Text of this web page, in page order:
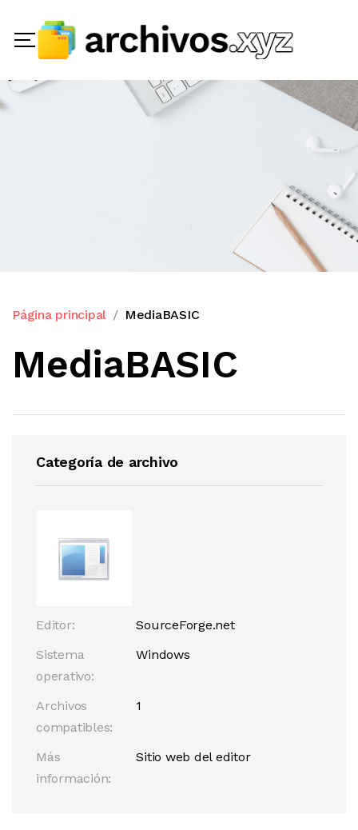
Página principal MediaBASIC
MediaBASIC
Categoría de archivo
Editor:
SourceForge.net
Sistema
operativo:
Windows
Archivos
compatibles:
1
Más
información:
Sitio web del editor